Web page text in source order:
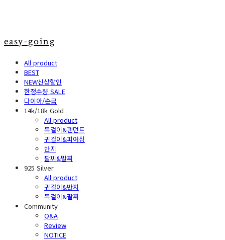
easy-going
All product
BEST
NEW신상할인
한정수량 SALE
다이아/순금
14k/18k Gold
All product
목걸이&펜던트
귀걸이&피어싱
반지
팔찌&발찌
925 Silver
All product
귀걸이&반지
목걸이&팔찌
Community
Q&A
Review
NOTICE